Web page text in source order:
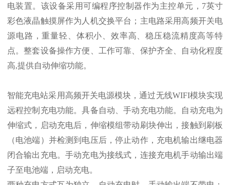
电装置。该设备采用可编程序控制器作为主控单元，7英寸
彩色液晶触摸屏作为人机交换平台；主电路采用高频开关电
源电路，重量轻、体积小、效率高、稳压稳流精度高等特
点。整套设备操作方便、工作可靠、保护齐全、自动化程度
高,提供自动伸缩功能。
智能充电站采用高频开关电源模块，通过无线WIFI模块实现
远程控制充电功能。具备自动、手动充电功能。自动充电为
伸缩式，启动充电后，伸缩模组带动刷块伸出，接触到刷板
（电池端）并检测到电压后，停止动作，充电机输出继电器
闭合输出充电。手动充电为接线式，连接充电机手动输出端
子至电池端，启动充电。